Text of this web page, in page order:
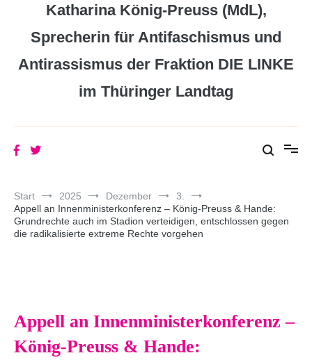
Katharina König-Preuss (MdL),
Sprecherin für Antifaschismus und
Antirassismus der Fraktion DIE LINKE
im Thüringer Landtag
Start 2025 Dezember
3.
Appell an Innenministerkonferenz – König-Preuss & Hande:
Grundrechte auch im Stadion verteidigen, entschlossen gegen
die radikalisierte extreme Rechte vorgehen
Appell an Innenministerkonferenz –
König-Preuss & Hande: